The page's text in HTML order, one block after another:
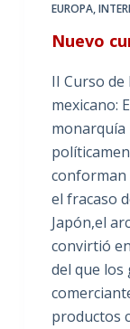
EUROPA,
Nuevo
II Curso
mexicano:
monarquía
conforman
el fracaso
Japón,el
convirtió
del que
productos